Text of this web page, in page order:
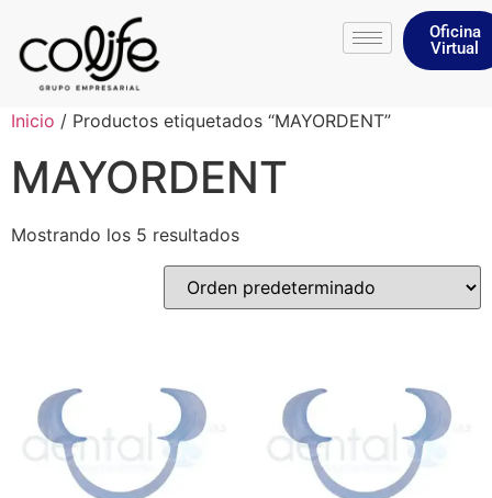
Oficina
Virtual
Inicio / Productos etiquetados “MAYORDENT”
MAYORDENT
Mostrando los 5 resultados